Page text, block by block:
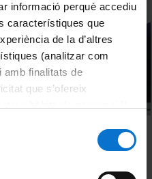
informació perquè accediu
característiques que
de la d’altres
(analitzar com
amb finalitats de
que s’ofereix
del lloc web de la
portada a l'aula de